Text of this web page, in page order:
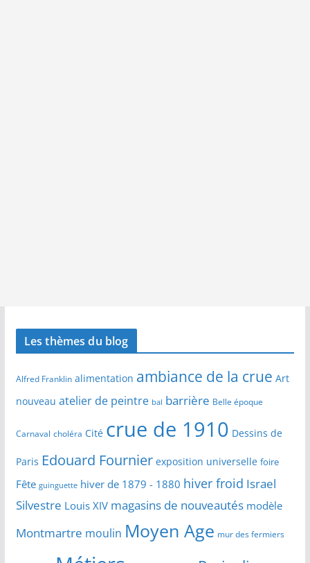
Les thèmes du blog
Alfred Franklin alimentation ambiance de la crue Art
nouveau atelier de peintre bal barrière Belle époque
Carnaval choléra Cité crue de 1910 Dessins de
Paris Edouard Fournier exposition universelle foire
Fête guinguette hiver de 1879 - 1880 hiver froid Israel
Silvestre Louis XIV magasins de nouveautés modèle
Montmartre moulin Moyen Age mur des fermiers